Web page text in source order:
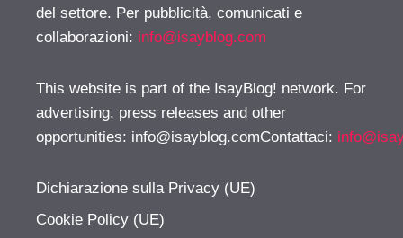
del settore. Per pubblicità, comunicati e
collaborazioni: info@isayblog.com
This website is part of the IsayBlog! network. For
advertising, press releases and other
opportunities: info@isayblog.comContattaci:
Dichiarazione sulla Privacy (UE)
Cookie Policy (UE)